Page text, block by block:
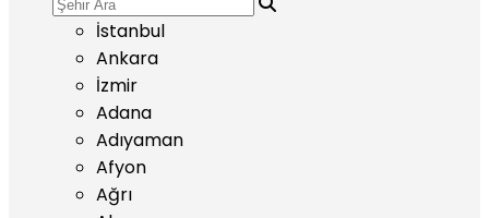
İstanbul
Ankara
İzmir
Adana
Adıyaman
Afyon
Ağrı